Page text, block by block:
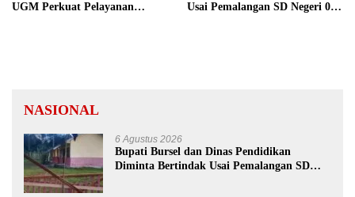
UGM Perkuat Pelayanan
Usai Pemalangan SD Negeri 09
NASIONAL
6 Agustus 2026
Bupati Bursel dan Dinas Pendidikan
Diminta Bertindak Usai Pemalangan SD